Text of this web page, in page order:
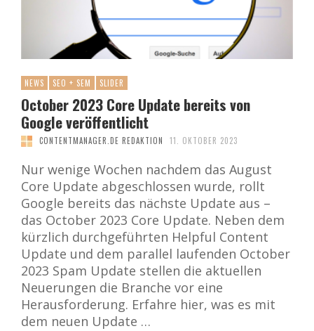
NEWS SEO + SEM SLIDER
October 2023 Core Update bereits von
Google veröffentlicht
CONTENTMANAGER.DE REDAKTION 11. OKTOBER 2023
Nur wenige Wochen nachdem das August
Core Update abgeschlossen wurde, rollt
Google bereits das nächste Update aus –
das October 2023 Core Update. Neben dem
kürzlich durchgeführten Helpful Content
Update und dem parallel laufenden October
2023 Spam Update stellen die aktuellen
Neuerungen die Branche vor eine
Herausforderung. Erfahre hier, was es mit
dem neuen Update …